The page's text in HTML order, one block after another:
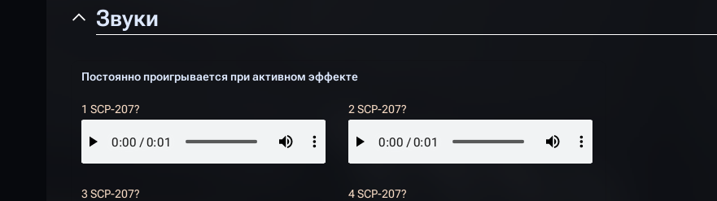
Звуки
Постоянно проигрывается при активном эффекте
1 SCP-207? 2 SCP-207?
3 SCP-207? 4 SCP-207?